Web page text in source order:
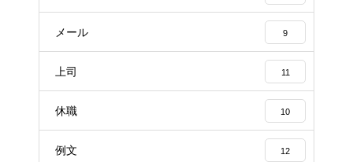
メール 9
上司 11
休職 10
例文 12